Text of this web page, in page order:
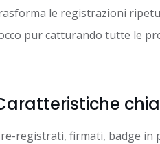
le registrazioni
pur catturando tutte le
registrati, firmati, badge in